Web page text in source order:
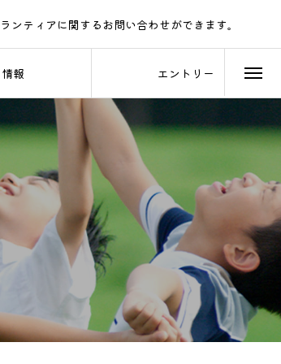
報 エントリー
ンティアに関するお問い合わせができます。
連絡をお待ちしております。